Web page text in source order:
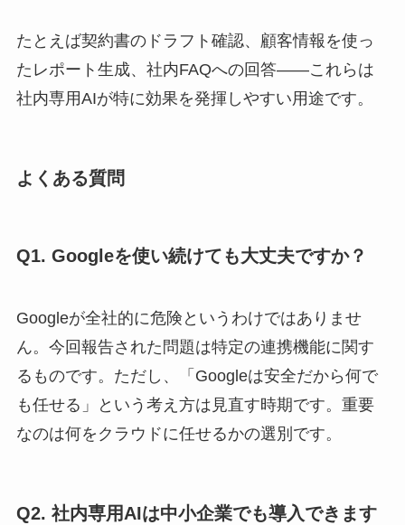
たとえば契約書のドラフト確認、顧客情報を使っ
たレポート生成、社内FAQへの回答——これらは
社内専用AIが特に効果を発揮しやすい用途です。
よくある質問
Q1. Googleを使い続けても大丈夫ですか？
Googleが全社的に危険というわけではありませ
ん。今回報告された問題は特定の連携機能に関す
るものです。ただし、「Googleは安全だから何で
も任せる」という考え方は見直す時期です。重要
なのは何をクラウドに任せるかの選別です。
Q2. 社内専用AIは中小企業でも導入できます